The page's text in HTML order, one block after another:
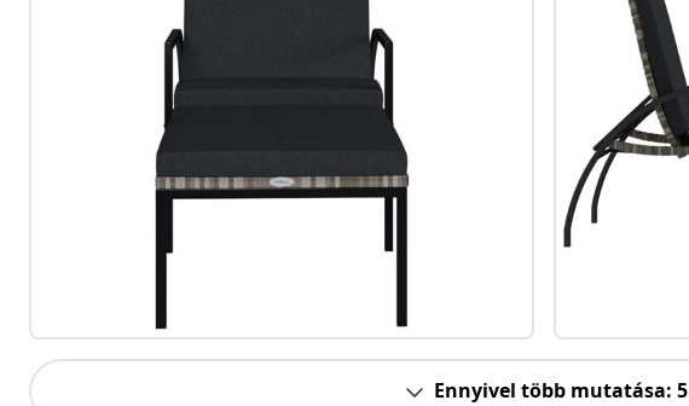
Ennyivel több mutatása: 5